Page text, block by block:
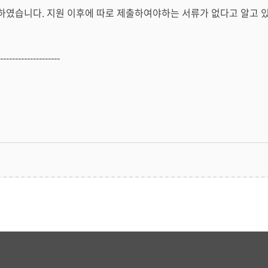
습니다. 지원 이후에 따로 제출하여야하는 서류가 없다고 알고